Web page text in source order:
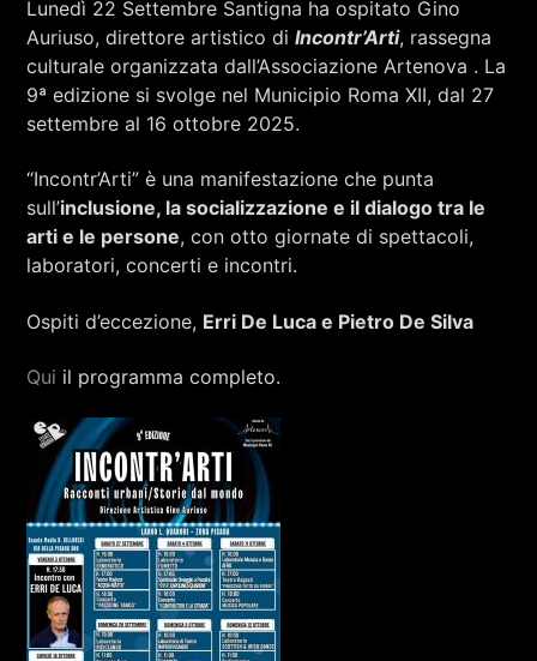
STRANIERE
RCA - Radio città aperta
+393401974468
Sostieni Radio Città Aperta
Lunedì 22 Settembre Santigna ha ospitato Gino
Auriuso, direttore artistico diIncontr’Arti, rassegna
culturale organizzata dall’Associazione Artenova . La
9ª edizione si svolge nel Municipio Roma XII, dal 27
settembre al 16 ottobre 2025.
“Incontr’Arti” è una manifestazione che punta
sull’inclusione, la socializzazione e il dialogo tra le
arti e le persone, con otto giornate di spettacoli,
laboratori, concerti e incontri.
Ospiti d’eccezione, Erri De Luca e Pietro De Silva
Qui il programma completo.